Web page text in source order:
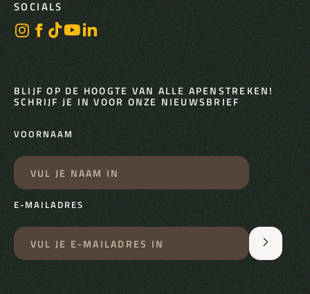
SOCIALS
BLIJF OP DE HOOGTE VAN ALLE APENSTREKEN!
SCHRIJF JE IN VOOR ONZE NIEUWSBRIEF
VOORNAAM
E-MAILADRES